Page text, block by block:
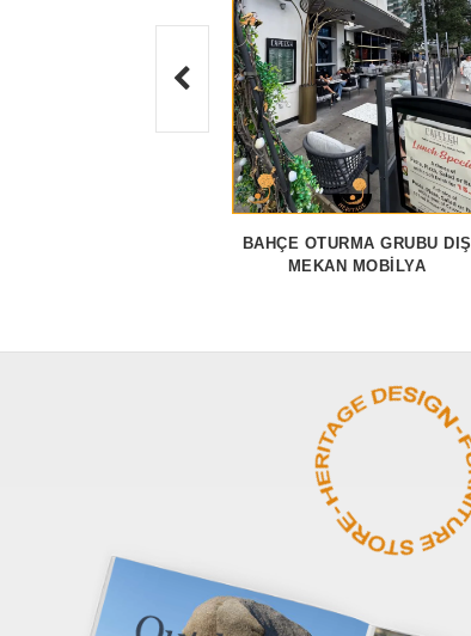
BAHÇE OTURMA GRUBU DIŞ
MEKAN MOBILYA